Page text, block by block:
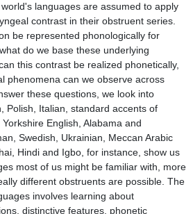
languages are assumed to apply
contrast in their obstruent series.
be represented phonologically for
do we base these underlying
this contrast be realized phonetically,
phenomena can we observe across
these questions, we look into
Polish, Italian, standard accents of
English, Alabama and
Swedish, Ukrainian, Meccan Arabic
Hindi and Igbo, for instance, show us
most of us might be familiar with, more
different obstruents are possible. The
involves learning about
distinctive features, phonetic